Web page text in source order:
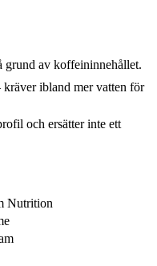
grund av koffeininnehållet.
kräver ibland mer vatten för
och ersätter inte ett
Nutrition